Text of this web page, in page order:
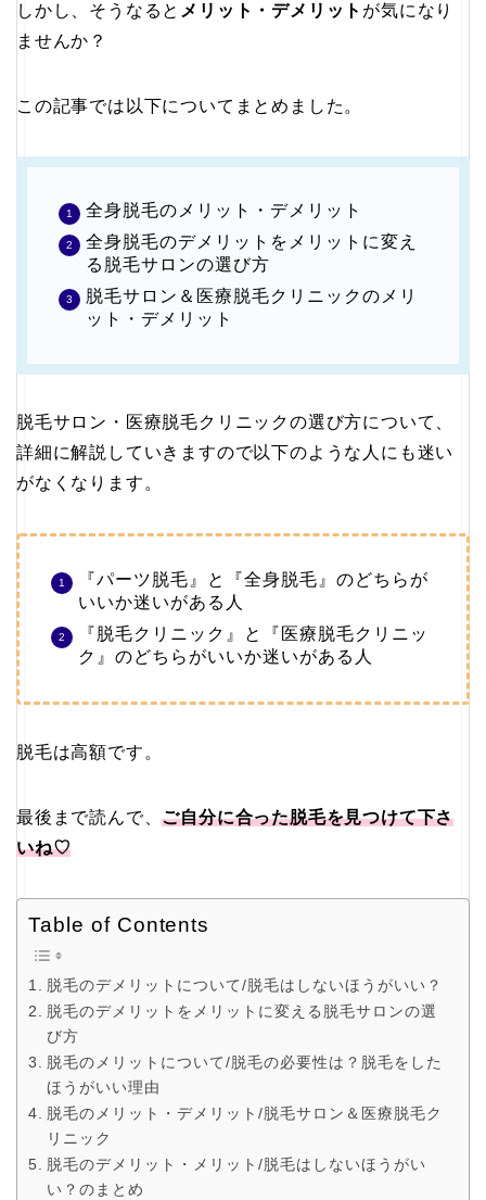
しかし、そうなると メリット・デメリット が気になり
ませんか？
この記事では以下についてまとめました。
全身脱毛のメリット・デメリット
全身脱毛のデメリットをメリットに変え
る脱毛サロンの選び方
脱毛サロン＆医療脱毛クリニックのメリ
ット・デメリット
脱毛サロン・医療脱毛クリニックの選び方について、
詳細に解説していきますので以下のような人にも迷い
がなくなります。
『パーツ脱毛』と『全身脱毛』のどちらが
いいか迷いがある人
『脱毛クリニック』と『医療脱毛クリニッ
ク』のどちらがいいか迷いがある人
脱毛は高額です。
最後まで読んで、ご自分に合った脱毛を見つけて下さ
いね♡
Table of Contents
脱毛のデメリットについて/脱毛はしないほうがいい？
脱毛のデメリットをメリットに変える脱毛サロンの選
び方
脱毛のメリットについて/脱毛の必要性は？脱毛をした
ほうがいい理由
脱毛のメリット・デメリット/脱毛サロン＆医療脱毛ク
リニック
脱毛のデメリット・メリット/脱毛はしないほうがい
い？のまとめ